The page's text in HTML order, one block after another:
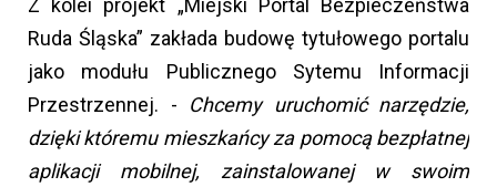
Z kolei projekt „Miejski Portal Bezpieczeństwa
Ruda Śląska” zakłada budowę tytułowego portalu
jako modułu Publicznego Sytemu Informacji
Przestrzennej. - Chcemy uruchomić narzędzie,
dzięki któremu mieszkańcy za pomocą bezpłatnej
aplikacji mobilnej, zainstalowanej w swoim